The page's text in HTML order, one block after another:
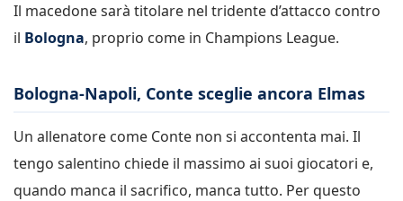
Il macedone sarà titolare nel tridente d’attacco contro
il Bologna, proprio come in Champions League.
Bologna-Napoli, Conte sceglie ancora Elmas
Un allenatore come Conte non si accontenta mai. Il
tengo salentino chiede il massimo ai suoi giocatori e,
quando manca il sacrifico, manca tutto. Per questo